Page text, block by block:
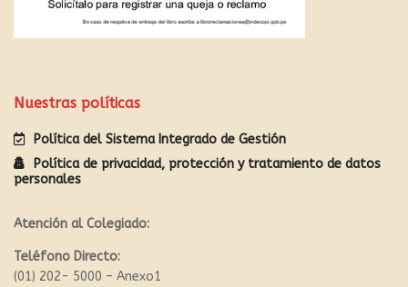
Nuestras políticas
Política del Sistema Integrado de Gestión
Política de privacidad, protección y tratamiento de datos
personales
Atención al Colegiado:
Teléfono Directo:
(01) 202- 5000 – Anexo1